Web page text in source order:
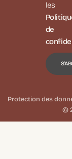
les
de
©
Protection des